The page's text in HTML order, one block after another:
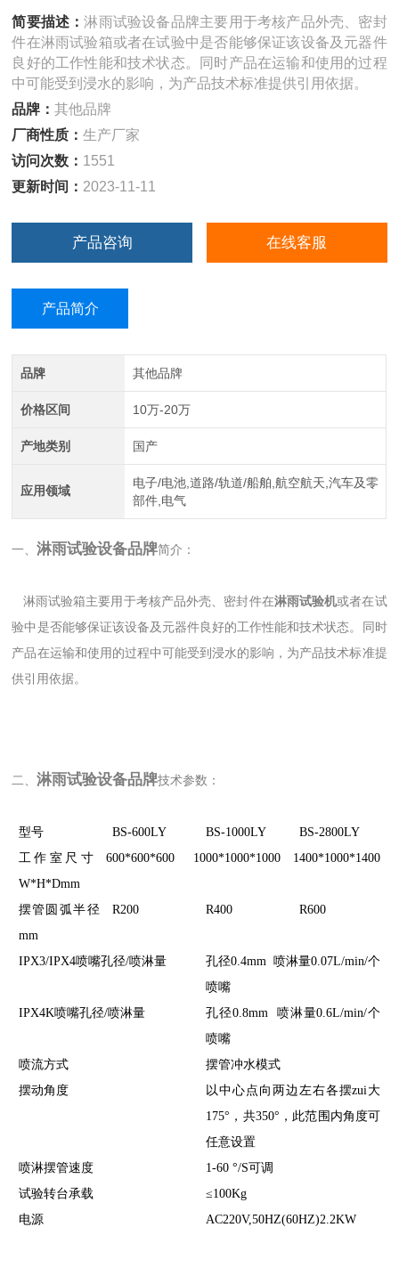
简要描述：淋雨试验设备品牌主要用于考核产品外壳、密封
件在淋雨试验箱或者在试验中是否能够保证该设备及元器件
良好的工作性能和技术状态。同时产品在运输和使用的过程
中可能受到浸水的影响，为产品技术标准提供引用依据。
品牌：其他品牌
厂商性质：生产厂家
访问次数： 1551
更新时间： 2023-11-11
产品咨询 在线客服
产品简介
品牌 其他品牌
价格区间 10万-20万
产地类别 国产
应用领域
电子/电池,道路/轨道/船舶,航空航天,汽车及零
部件,电气
一、淋雨试验设备品牌简介：
淋雨试验箱主要用于考核产品外壳、密封件在淋雨试验机或者在试
验中是否能够保证该设备及元器件良好的工作性能和技术状态。同时
产品在运输和使用的过程中可能受到浸水的影响，为产品技术标准提
供引用依据。
二、淋雨试验设备品牌技术参数：
型号 BS-600LY BS-1000LY
BS-2800LY
工作室尺寸
W*H*Dmm
600*600*600 1000*1000*1000 1400*1000*1400
摆管圆弧半径
mm
R200 R400 R600
IPX3/IPX4喷嘴孔径/喷淋量
孔径0.4mm 喷淋量0.07L/min/个
喷嘴
IPX4K喷嘴孔径/喷淋量
孔径0.8mm 喷淋量0.6L/min/个
喷嘴
喷流方式
摆管冲水模式
摆动角度
以中心点向两边左右各摆zui大
175°，共350°，此范围内角度可
任意设置
喷淋摆管速度
1-60 °/S可调
试验转台承载
≤100Kg
电源
AC220V,50HZ(60HZ)2.2KW